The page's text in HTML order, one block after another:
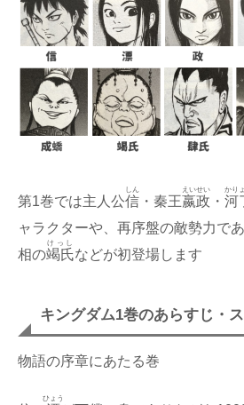
第1巻では主人公信
しん
・秦王嬴政
えいせい
・ 河
かり
ャラクターや、再序盤の敵勢力で
相の竭氏
けっし
などが初登場します
キングダム1巻のあらすじ・
物語の序章にあたる巻
ひょう